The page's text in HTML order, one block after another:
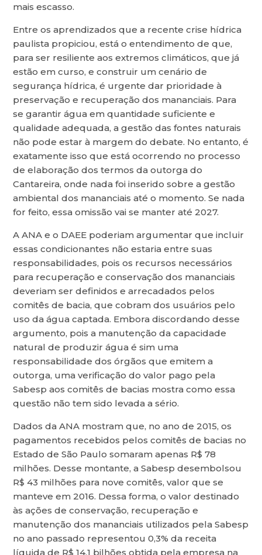
mais escasso.
Entre os aprendizados que a recente crise hídrica
paulista propiciou, está o entendimento de que,
para ser resiliente aos extremos climáticos, que já
estão em curso, e construir um cenário de
segurança hídrica, é urgente dar prioridade à
preservação e recuperação dos mananciais. Para
se garantir água em quantidade suficiente e
qualidade adequada, a gestão das fontes naturais
não pode estar à margem do debate. No entanto, é
exatamente isso que está ocorrendo no processo
de elaboração dos termos da outorga do
Cantareira, onde nada foi inserido sobre a gestão
ambiental dos mananciais até o momento. Se nada
for feito, essa omissão vai se manter até 2027.
A ANA e o DAEE poderiam argumentar que incluir
essas condicionantes não estaria entre suas
responsabilidades, pois os recursos necessários
para recuperação e conservação dos mananciais
deveriam ser definidos e arrecadados pelos
comitês de bacia, que cobram dos usuários pelo
uso da água captada. Embora discordando desse
argumento, pois a manutenção da capacidade
natural de produzir água é sim uma
responsabilidade dos órgãos que emitem a
outorga, uma verificação do valor pago pela
Sabesp aos comitês de bacias mostra como essa
questão não tem sido levada a sério.
Dados da ANA mostram que, no ano de 2015, os
pagamentos recebidos pelos comitês de bacias no
Estado de São Paulo somaram apenas R$ 78
milhões. Desse montante, a Sabesp desembolsou
R$ 43 milhões para nove comitês, valor que se
manteve em 2016. Dessa forma, o valor destinado
às ações de conservação, recuperação e
manutenção dos mananciais utilizados pela Sabesp
no ano passado representou 0,3% da receita
líquida de R$ 14,1 bilhões obtida pela empresa na